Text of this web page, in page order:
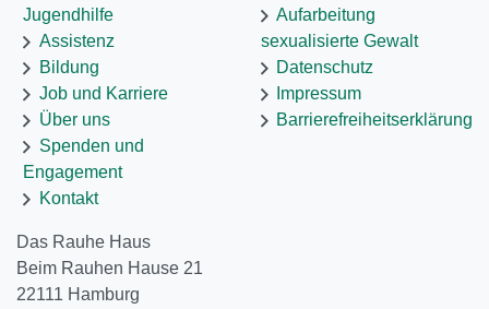
Jugendhilfe
Assistenz
Bildung
Job und Karriere
Über uns
Spenden und
Engagement
Kontakt
Aufarbeitung
sexualisierte Gewalt
Datenschutz
Impressum
Barrierefreiheitserklärung
Das Rauhe Haus
Beim Rauhen Hause 21
22111 Hamburg